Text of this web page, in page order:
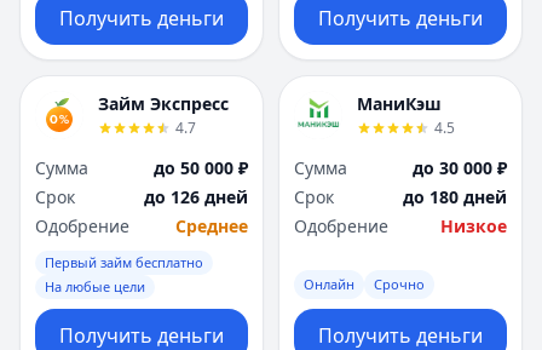
Получить деньги Получить деньги
Займ Экспресс
4.7
Сумма
до 50 000 ₽
Срок
до 126 дней
Одобрение
Среднее
Первый займ бесплатно
На любые цели
Получить деньги
МаниКэш
4.5
Сумма
до 30 000 ₽
Срок
до 180 дней
Одобрение
Низкое
Онлайн Срочно
Получить деньги